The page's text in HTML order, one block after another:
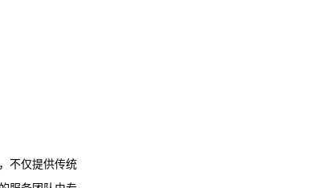
不仅提供传统